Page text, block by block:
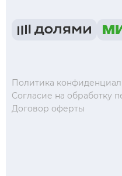
Политика
Согласие на обработку
Договор оферты